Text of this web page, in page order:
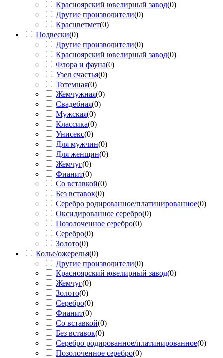
Красноярский ювелирный завод(0)
Другие производители(0)
Красцветмет(0)
Подвески(0)
Другие производители(0)
Красноярский ювелирный завод(0)
Флора и фауна(0)
Узел счастья(0)
Тотемная(0)
Жемчужная(0)
Свадебная(0)
Мужская(0)
Классика(0)
Унисекс(0)
Для мужчин(0)
Для женщин(0)
Жемчуг(0)
Фианит(0)
Со вставкой(0)
Без вставок(0)
Серебро родированное/платинированное(0)
Оксидированное серебро(0)
Позолоченное серебро(0)
Серебро(0)
Золото(0)
Колье/ожерелья(0)
Другие производители(0)
Красноярский ювелирный завод(0)
Жемчуг(0)
Золото(0)
Серебро(0)
Фианит(0)
Со вставкой(0)
Без вставок(0)
Серебро родированное/платинированное(0)
Позолоченное серебро(0)